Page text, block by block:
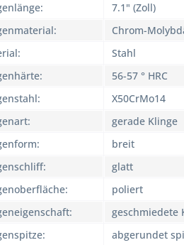
7.1" (Zoll)
Chrom-
Stahl
56-57 ° HRC
X50CrMo14
gerade Klinge
breit
glatt
poliert
geschmiedete
abgerundet